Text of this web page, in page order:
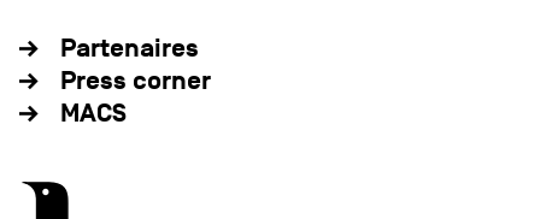
Partenaires
Press corner
MACS